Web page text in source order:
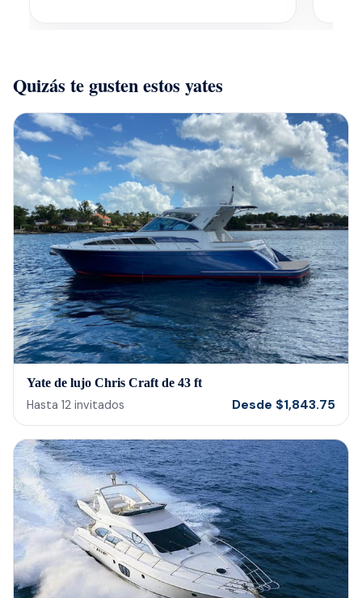
they were sensitive to the occasion. If
memorialize a love one. Look no further.
us
our
Quizás te gusten estos yates
Yate de lujo Chris Craft de 43 ft
Hasta 12 invitados Desde $1,843.75